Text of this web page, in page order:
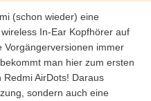
(schon wieder) eine
In-Ear Kopfhörer auf
immer
man hier zum ersten
AirDots! Daraus
sondern auch eine